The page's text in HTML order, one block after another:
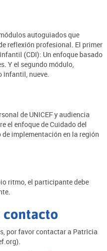
autoguiados que
reflexión profesional. El primer
(CDI): Un enfoque basado
Y el segundo módulo,
infantil, nueve.
de UNICEF y audiencia
el enfoque de Cuidado del
implementación en la región
ritmo, el participante debe
contacto
por favor contactar a Patricia